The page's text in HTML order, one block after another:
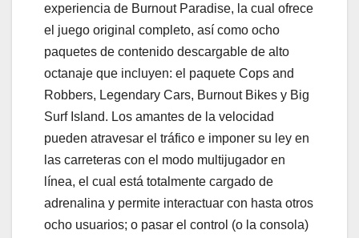
experiencia de Burnout Paradise, la cual ofrece
el juego original completo, así como ocho
paquetes de contenido descargable de alto
octanaje que incluyen: el paquete Cops and
Robbers, Legendary Cars, Burnout Bikes y Big
Surf Island. Los amantes de la velocidad
pueden atravesar el tráfico e imponer su ley en
las carreteras con el modo multijugador en
línea, el cual está totalmente cargado de
adrenalina y permite interactuar con hasta otros
ocho usuarios; o pasar el control (o la consola)